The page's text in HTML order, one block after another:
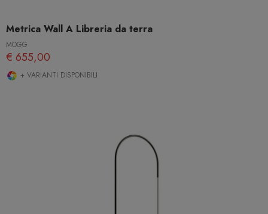
Metrica Wall A Libreria da terra
MOGG
€ 655,00
+ VARIANTI DISPONIBILI